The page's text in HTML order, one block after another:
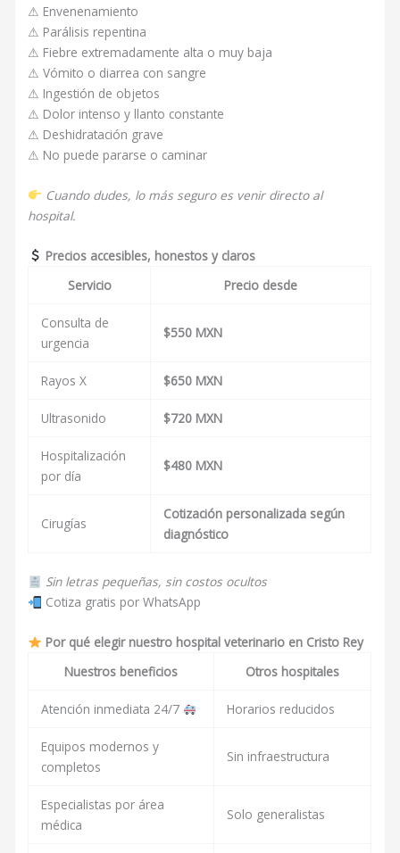
⚠ Envenenamiento
⚠ Parálisis repentina
⚠ Fiebre extremadamente alta o muy baja
⚠ Vómito o diarrea con sangre
⚠ Ingestión de objetos
⚠ Dolor intenso y llanto constante
⚠ Deshidratación grave
⚠ No puede pararse o caminar
Cuando dudes, lo más seguro es venir directo al
hospital.
Precios accesibles, honestos y claros
Servicio
Precio desde
Consulta de
urgencia
$550 MXN
Rayos X $650 MXN
Ultrasonido $720 MXN
Hospitalización
por día
$480 MXN
Cirugías
Cotización personalizada según
diagnóstico
Sin letras pequeñas, sin costos ocultos
Cotiza gratis por WhatsApp
Por qué elegir nuestro hospital veterinario en Cristo Rey
Nuestros beneficios
Otros hospitales
Atención inmediata 24/7 Horarios reducidos
Equipos modernos y
completos
Sin infraestructura
Especialistas por área
médica
Solo generalistas